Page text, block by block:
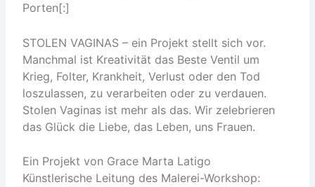
Porten[:]
STOLEN VAGINAS – ein Projekt stellt sich vor.
Manchmal ist Kreativität das Beste Ventil um
Krieg, Folter, Krankheit, Verlust oder den Tod
loszulassen, zu verarbeiten oder zu verdauen.
Stolen Vaginas ist mehr als das. Wir zelebrieren
das Glück die Liebe, das Leben, uns Frauen.
Ein Projekt von Grace Marta Latigo
Künstlerische Leitung des Malerei-Workshop: